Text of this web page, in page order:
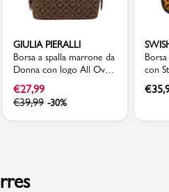
GIULIA PIERALLI
Borsa a spalla marrone da
Donna con logo All Over
Giulia Pieralli
€27,99
€39,99 -30%
con
€